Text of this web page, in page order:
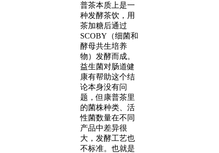
普茶本质上是一
种发酵茶饮，用
茶加糖后通过
SCOBY（细菌和
酵母共生培养
物）发酵而成。
益生菌对肠道健
康有帮助这个结
论本身没有问
题，但康普茶里
的菌株种类、活
性菌数量在不同
产品中差异很
大，发酵工艺也
不标准。也就是